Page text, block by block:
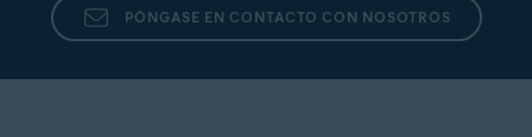
PÓNGASE EN CONTACTO CON NOSOTROS